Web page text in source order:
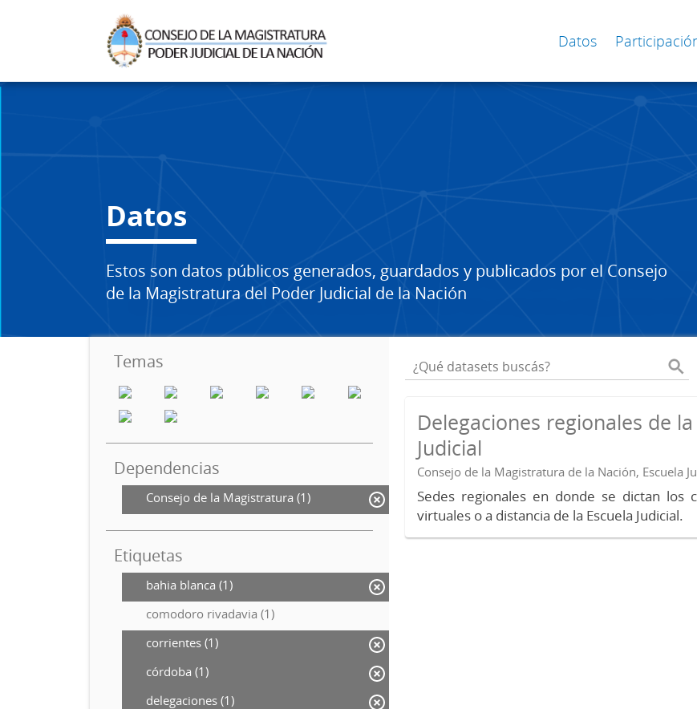
Datos
Datos
Estos son datos públicos generados, guardados y publicados por el Consejo
de la Magistratura del Poder Judicial de la Nación
Temas
Dependencias
Consejo de la Magistratura (1)
Etiquetas
bahia blanca (1)
comodoro rivadavia (1)
corrientes (1)
córdoba (1)
delegaciones (1)
Delegaciones regionales de la
Judicial
Consejo de la Magistratura de la Nación, Escuela
Sedes regionales en donde se dictan los
virtuales o a distancia de la Escuela Judicial.